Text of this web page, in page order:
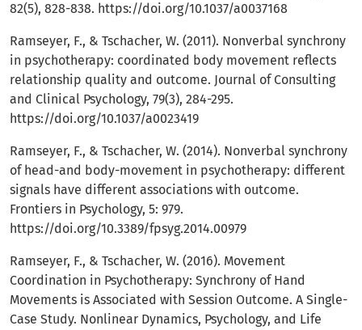
82(5), 828-838. https://doi.org/10.1037/a0037168
Ramseyer, F., & Tschacher, W. (2011). Nonverbal synchrony
in psychotherapy: coordinated body movement reflects
relationship quality and outcome. Journal of Consulting
and Clinical Psychology, 79(3), 284-295.
https://doi.org/10.1037/a0023419
Ramseyer, F., & Tschacher, W. (2014). Nonverbal synchrony
of head-and body-movement in psychotherapy: different
signals have different associations with outcome.
Frontiers in Psychology, 5: 979.
https://doi.org/10.3389/fpsyg.2014.00979
Ramseyer, F., & Tschacher, W. (2016). Movement
Coordination in Psychotherapy: Synchrony of Hand
Movements is Associated with Session Outcome. A Single-
Case Study. Nonlinear Dynamics, Psychology, and Life